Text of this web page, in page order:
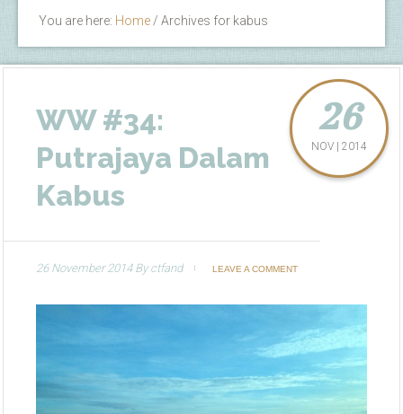
You are here: Home / Archives for kabus
WW #34:
Putrajaya Dalam
Kabus
26
NOV | 2014
26 November 2014Byctfand LEAVE A COMMENT